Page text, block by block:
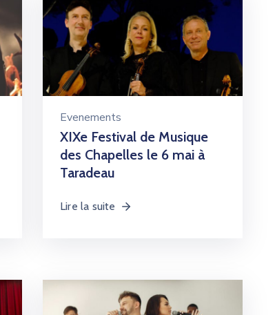
Evenements
XIXe Festival de Musique
des Chapelles le 6 mai à
Taradeau
Lire la suite